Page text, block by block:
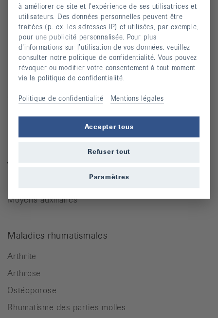
info@rheumaliga.ch
Formulaire de contact
Univers des dons
Pour des personnes atteintes de rhumatisme
Cours
Manifestations
Prévention des chutes
Vidéos
Moyens auxiliaires
Maladies rhumatismales
Arthrite
Arthrose
Ostéoporose
Rhumatisme des parties molles
à améliorer ce site et l’expérience de ses utilisatrices et
utilisateurs. Des données personnelles peuvent être
traitées (p. ex. les adresses IP) et utilisées, par exemple,
pour une publicité personnalisée. Pour plus
d’informations sur l’utilisation de vos données, veuillez
consulter notre politique de confidentialité. Vous pouvez
révoquer ou modifier votre consentement à tout moment
via la politique de confidentialité.
Politique de confidentialité Mentions légales
Accepter tous
Refuser tout
Paramètres